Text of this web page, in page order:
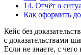
14. Отчёт о
Как оформить
Кейс без
с доказательствами
Если не знаете, с